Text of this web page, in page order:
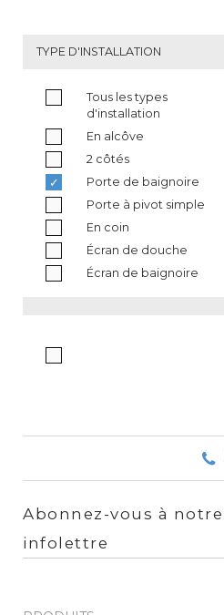
TYPE D'INSTALLATION
Tous les types
d'installation
En alcôve
2 côtés
Porte de baignoire
Porte à pivot simple
En coin
Écran de douche
Écran de baignoire
Abonnez-vous à notre
infolettre